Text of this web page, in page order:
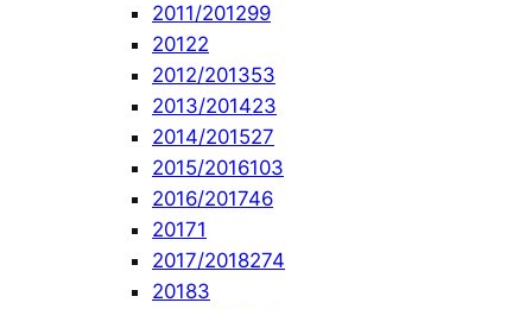
2011/201299
20122
2012/201353
2013/201423
2014/201527
2015/2016103
2016/201746
20171
2017/2018274
20183